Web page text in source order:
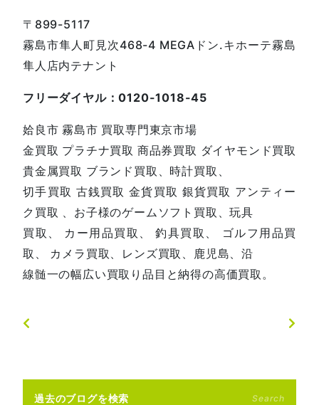
〒899-5117
霧島市隼人町見次468-4 MEGAドン.キホーテ霧島
隼人店内テナント
フリーダイヤル：0120-1018-45
姶良市 霧島市 買取専門東京市場
金買取 プラチナ買取 商品券買取 ダイヤモンド買取
貴金属買取 ブランド買取、時計買取、
切手買取 古銭買取 金貨買取 銀貨買取 アンティー
ク買取 、お子様のゲームソフト買取、玩具
買取、 カー用品買取、 釣具買取、 ゴルフ用品買
取、 カメラ買取、レンズ買取、鹿児島、沿
線髄一の幅広い買取り品目と納得の高価買取。
過去のブログを検索 Search